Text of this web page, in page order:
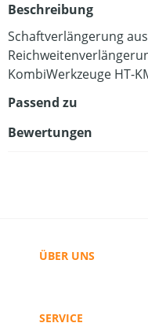
Beschreibung
Schaftverlängerung
KombiWerkzeuge HT-
Passend zu
Bewertungen
ÜBER UNS
SERVICE